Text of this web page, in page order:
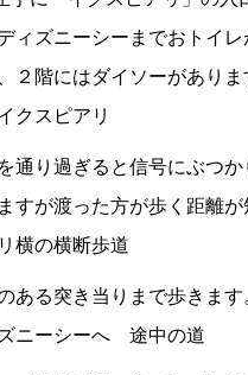
ィズニーシーまでおトイ
２階にはダイソーがありま
通り過ぎると信号にぶつ
すが渡った方が歩く距離が
ある突き当りまで歩きま